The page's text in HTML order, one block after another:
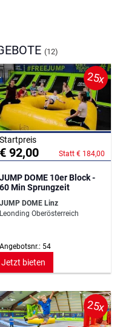
(12)
25x
Startpreis
€ 92,00 Statt € 184,00
JUMP DOME 10er Block -
60 Min Sprungzeit
JUMP DOME Linz
Leonding Oberösterreich
Angebotsnr.: 54
Jetzt bieten
25x